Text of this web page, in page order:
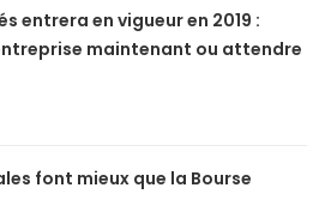
entrera en vigueur en 2019 :
maintenant ou attendre
font mieux que la Bourse